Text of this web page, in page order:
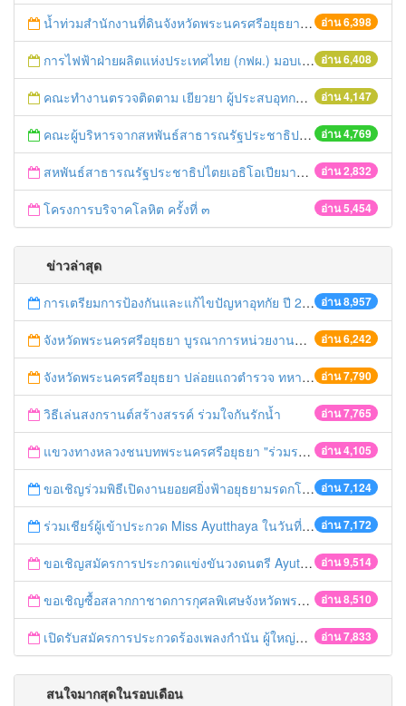
อ่าน 6,398
น้ำท่วมสำนักงานที่ดินจังหวัดพระนครศรีอยุธยา
อ่าน 6,408
การไฟฟ้าฝ่ายผลิตแห่งประเทศไทย (กฟผ.) มอบเครื่องจัดระบบคิวอัตโนมัติ
อ่าน 4,147
คณะทำงานตรวจติดตาม เยียวยา ผู้ประสบอุทกภัย คณะที่ ๑๗
อ่าน 4,769
คณะผู้บริหารจากสหพันธ์สาธารณรัฐประชาธิปไตยเอธิโอเปียมาศึกษาดูงาน
อ่าน 2,832
สหพันธ์สาธารณรัฐประชาธิปไตยเอธิโอเปียมาศึกษาดูงานที่สำนักงานที่ดินจังหวัดพระนครศรีอยุธยา
อ่าน 5,454
โครงการบริจาคโลหิต ครั้งที่ ๓
ข่าวล่าสุด
อ่าน 8,957
การเตรียมการป้องกันและแก้ไขปัญหาอุทกัย ปี 2561
อ่าน 6,242
จังหวัดพระนครศรีอยุธยา บูรณาการหน่วยงานที่เกี่ยวข้อง ลงพื้นที่จัดระเบียบและดำเนินมาตรการตามบทลงโทษสูงสุดกับผู้ประกอบการร้านค้าที่ยังฝ่าฝืนตั้งร้านค้ารุกล้ำเขตพื้นที่ทางหลวง เตรียมความปลอดภัยก่อนเทศกาลสงกรานต์
อ่าน 7,790
จังหวัดพระนครศรีอยุธยา ปล่อยแถวตำรวจ ทหาร ฝ่ายปกครอง กว่า 100 นาย ตรวจเข้มท่ารถสาธารณะ สถานีขนส่งรถโดยสาร วินรถตู้ และสถานีรถไฟ เตรียมรับมือเทศกาลสงกรานต์
อ่าน 7,765
วิธีเล่นสงกรานต์สร้างสรรค์ ร่วมใจกันรักน้ำ
อ่าน 4,105
แขวงทางหลวงชนบทพระนครศรีอยุธยา "ร่วมรณรงค์ ขับช้า เปิดไฟหน้า คาดเข็มขัด" เทศกาลสงกรานต์ ปี 2561
อ่าน 7,124
ขอเชิญร่วมพิธีเปิดงานยอยศยิ่งฟ้าอยุธยามรดกโลก
อ่าน 7,172
ร่วมเชียร์ผู้เข้าประกวด Miss Ayutthaya ในวันที่ 15 ธันวาคม 2560
อ่าน 9,514
ขอเชิญสมัครการประกวดแข่งขันวงดนตรี Ayutthaya battle of the bands
อ่าน 8,510
ขอเชิญซื้อสลากกาชาดการกุศลพิเศษจังหวัดพระนครศรีอยุธยา 2560
อ่าน 7,833
เปิดรับสมัครการประกวดร้องเพลงกำนัน ผู้ใหญ่บ้าน ฯลฯ
สนใจมากสุดในรอบเดือน